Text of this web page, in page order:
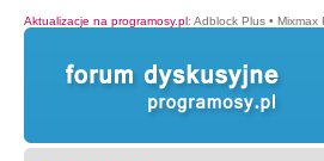
Aktualizacje na programosy.pl: Adblock Plus • Mixmax